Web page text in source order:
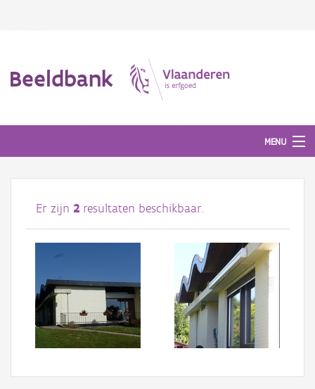
Beeldbank
MENU
Afbeeldingen
#BeeldIndeKijker
Over ons
Aanmelden
Er zijn 2 resultaten beschikbaar.